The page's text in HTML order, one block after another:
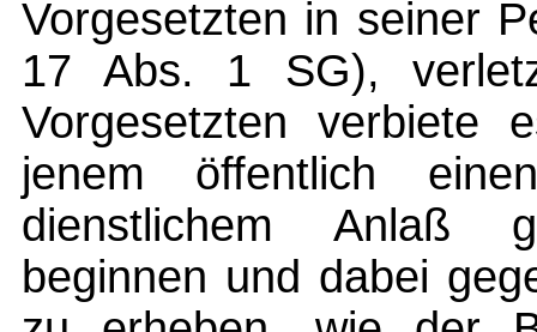
Vorgesetzten in seiner
17 Abs. 1 SG),
Vorgesetzten verbiete
jenem öffentlich
dienstlichem Anlaß
beginnen und dabei